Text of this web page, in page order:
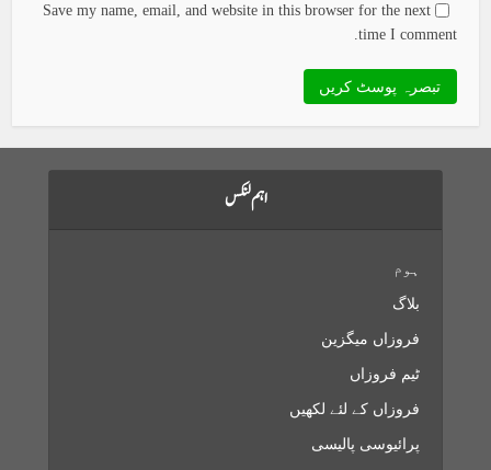
Save my name, email, and website in this browser for the next
time I comment.
اہم لنکس
ہوم
بلاگ
فروزاں میگزین
ٹیم فروزاں
فروزاں کے لئے لکھیں
پرائیوسی پالیسی